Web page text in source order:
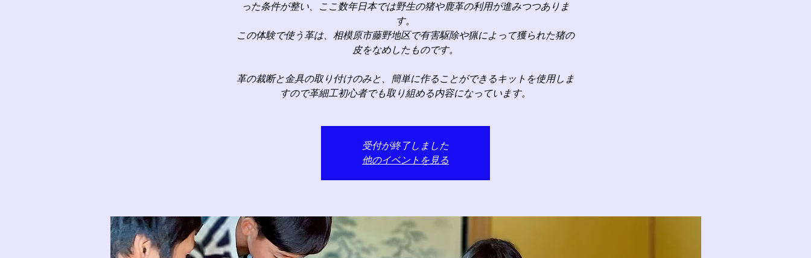
った条件が整い、ここ数年日本では野生の猪や鹿革の利用が進みつつありま
す。
この体験で使う革は、相模原市藤野地区で有害駆除や猟によって獲られた猪の
皮をなめしたものです。
革の裁断と金具の取り付けのみと、簡単に作ることができるキットを使用しま
すので革細工初心者でも取り組める内容になっています。
受付が終了しました
他のイベントを見る